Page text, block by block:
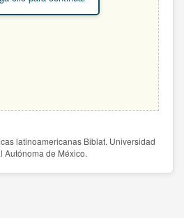
latinoamericanas Biblat. Universidad
Autónoma de México.